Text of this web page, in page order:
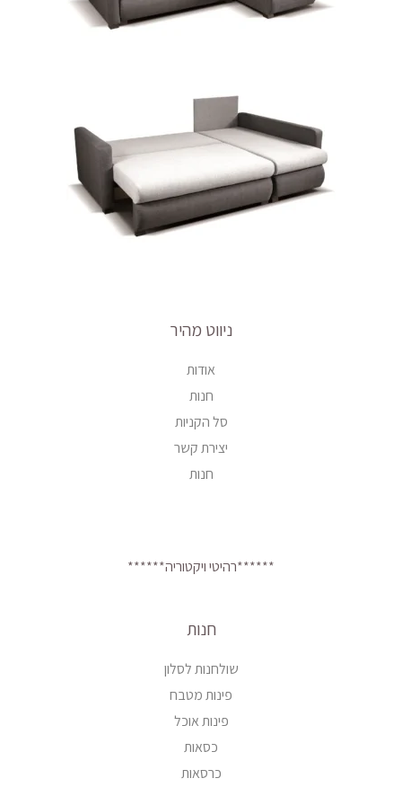
ניווט מהיר
אודות
חנות
סל הקניות
יצירת קשר
חנות
******רהיטי ויקטוריה******
חנות
שולחנות לסלון
פינות מטבח
פינות אוכל
כסאות
כרסאות